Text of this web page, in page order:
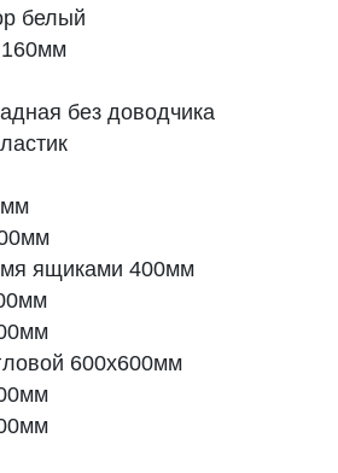
анкор белый
без доводчика
опора: пластик
ящиками 400мм
600х600мм